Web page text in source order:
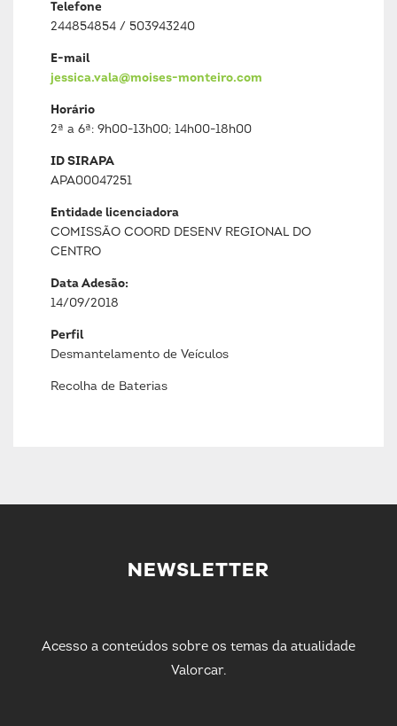
Telefone
244854854 / 503943240
E-mail
jessica.vala@moises-monteiro.com
Horário
2ª a 6ª: 9h00-13h00; 14h00-18h00
ID SIRAPA
APA00047251
Entidade licenciadora
COMISSÃO COORD DESENV REGIONAL DO
CENTRO
Data Adesão:
14/09/2018
Perfil
Desmantelamento de Veículos
Recolha de Baterias
NEWSLETTER
Acesso a conteúdos sobre os temas da atualidade
Valorcar.